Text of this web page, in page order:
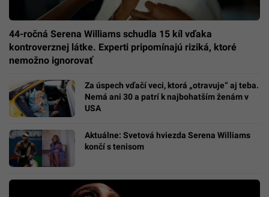
44-ročná Serena Williams schudla 15 kíl vďaka
kontroverznej látke. Experti pripomínajú riziká, ktoré
nemožno ignorovať
Za úspech vďačí veci, ktorá „otravuje“ aj teba.
Nemá ani 30 a patrí k najbohatším ženám v
USA
Aktuálne: Svetová hviezda Serena Williams
končí s tenisom